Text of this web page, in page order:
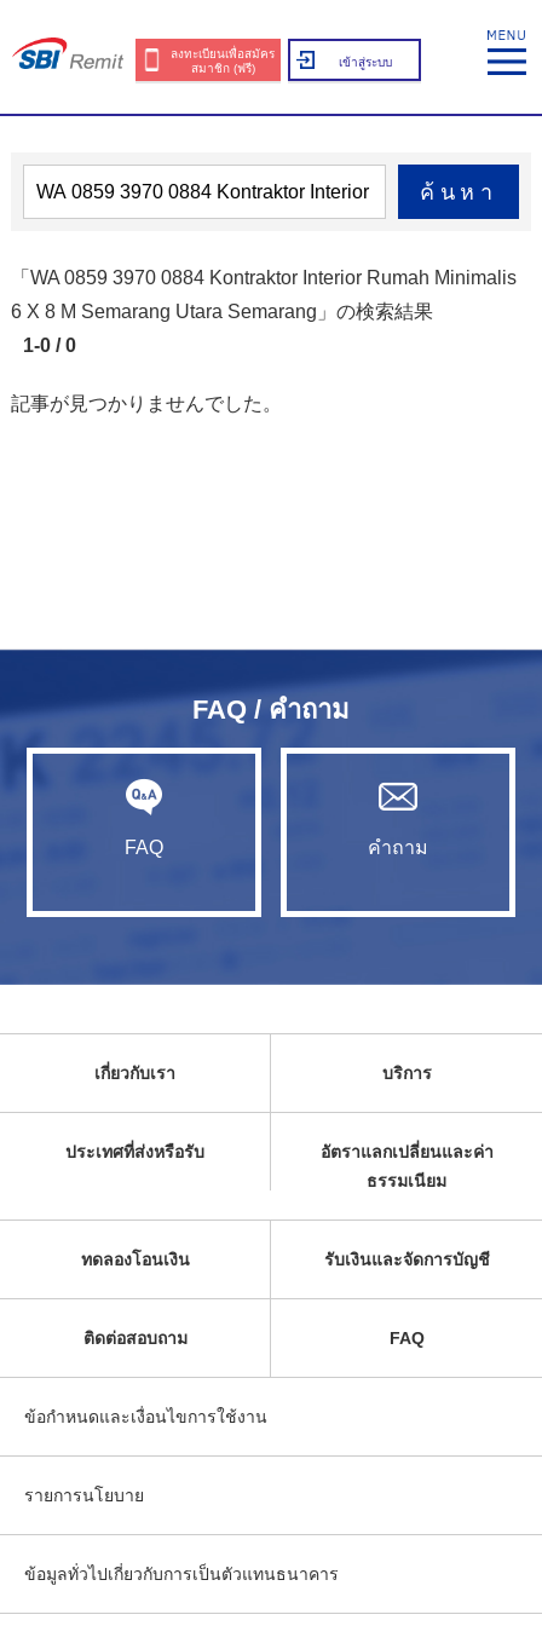
ลงทะเบียนเพื่อสมัคร
สมาชิก (ฟรี)
เข้าสู่ระบบ
ค้นหา
「WA 0859 3970 0884 Kontraktor Interior Rumah Minimalis
6 X 8 M Semarang Utara Semarang」の検索結果
1-0 / 0
記事が見つかりませんでした。
FAQ / คำถาม
FAQ คำถาม
เกี่ยวกับเรา บริการ
ประเทศที่ส่งหรือรับ
อัตราแลกเปลี่ยนและค่า
ธรรมเนียม
ทดลองโอนเงิน รับเงินและจัดการบัญชี
ติดต่อสอบถาม FAQ
ข้อกำหนดและเงื่อนไขการใช้งาน
รายการนโยบาย
ข้อมูลทั่วไปเกี่ยวกับการเป็นตัวแทนธนาคาร